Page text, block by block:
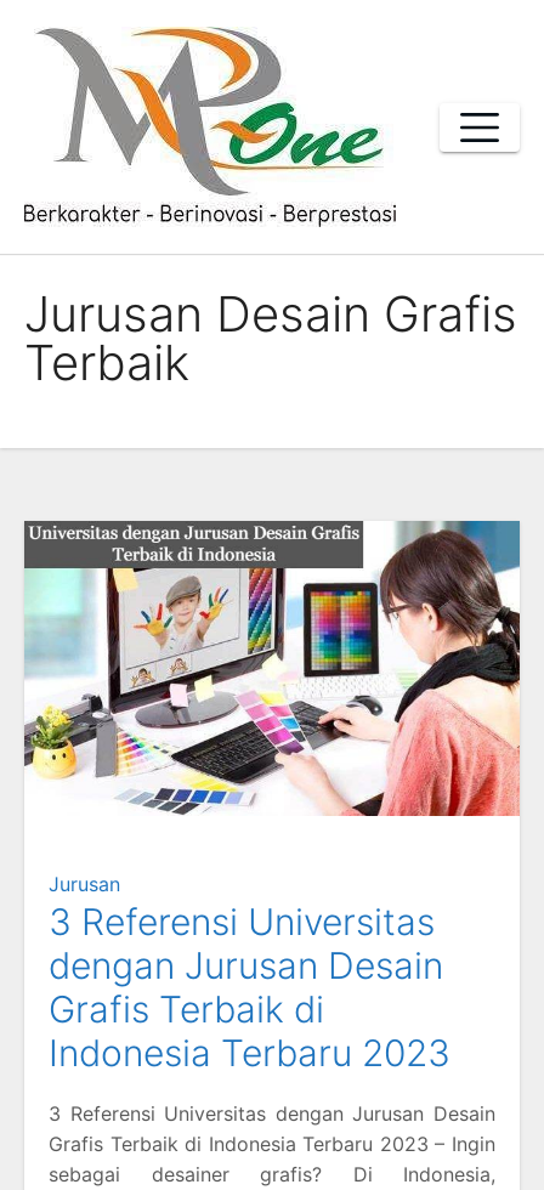
Jurusan Desain Grafis
Terbaik
Jurusan
3 Referensi Universitas
dengan Jurusan Desain
Grafis Terbaik di
Indonesia Terbaru 2023
3 Referensi Universitas dengan Jurusan Desain
Grafis Terbaik di Indonesia Terbaru 2023 – Ingin
sebagai desainer grafis? Di Indonesia,